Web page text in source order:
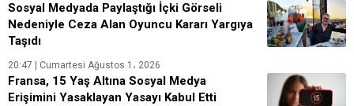
Sosyal Medyada Paylaştığı İçki Görseli
Nedeniyle Ceza Alan Oyuncu Kararı Yargıya
Taşıdı
20:47 | Cumartesi Ağustos 1، 2026
Fransa, 15 Yaş Altına Sosyal Medya
Erişimini Yasaklayan Yasayı Kabul Etti